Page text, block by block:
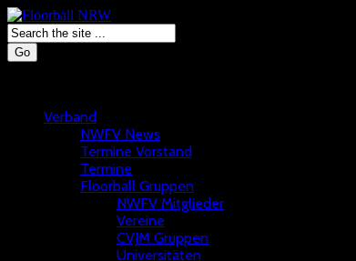
Go
Verband
NWFV News
Termine Vorstand
Termine
Floorball Gruppen
NWFV Mitglieder
Vereine
CVJM Gruppen
Universitäten